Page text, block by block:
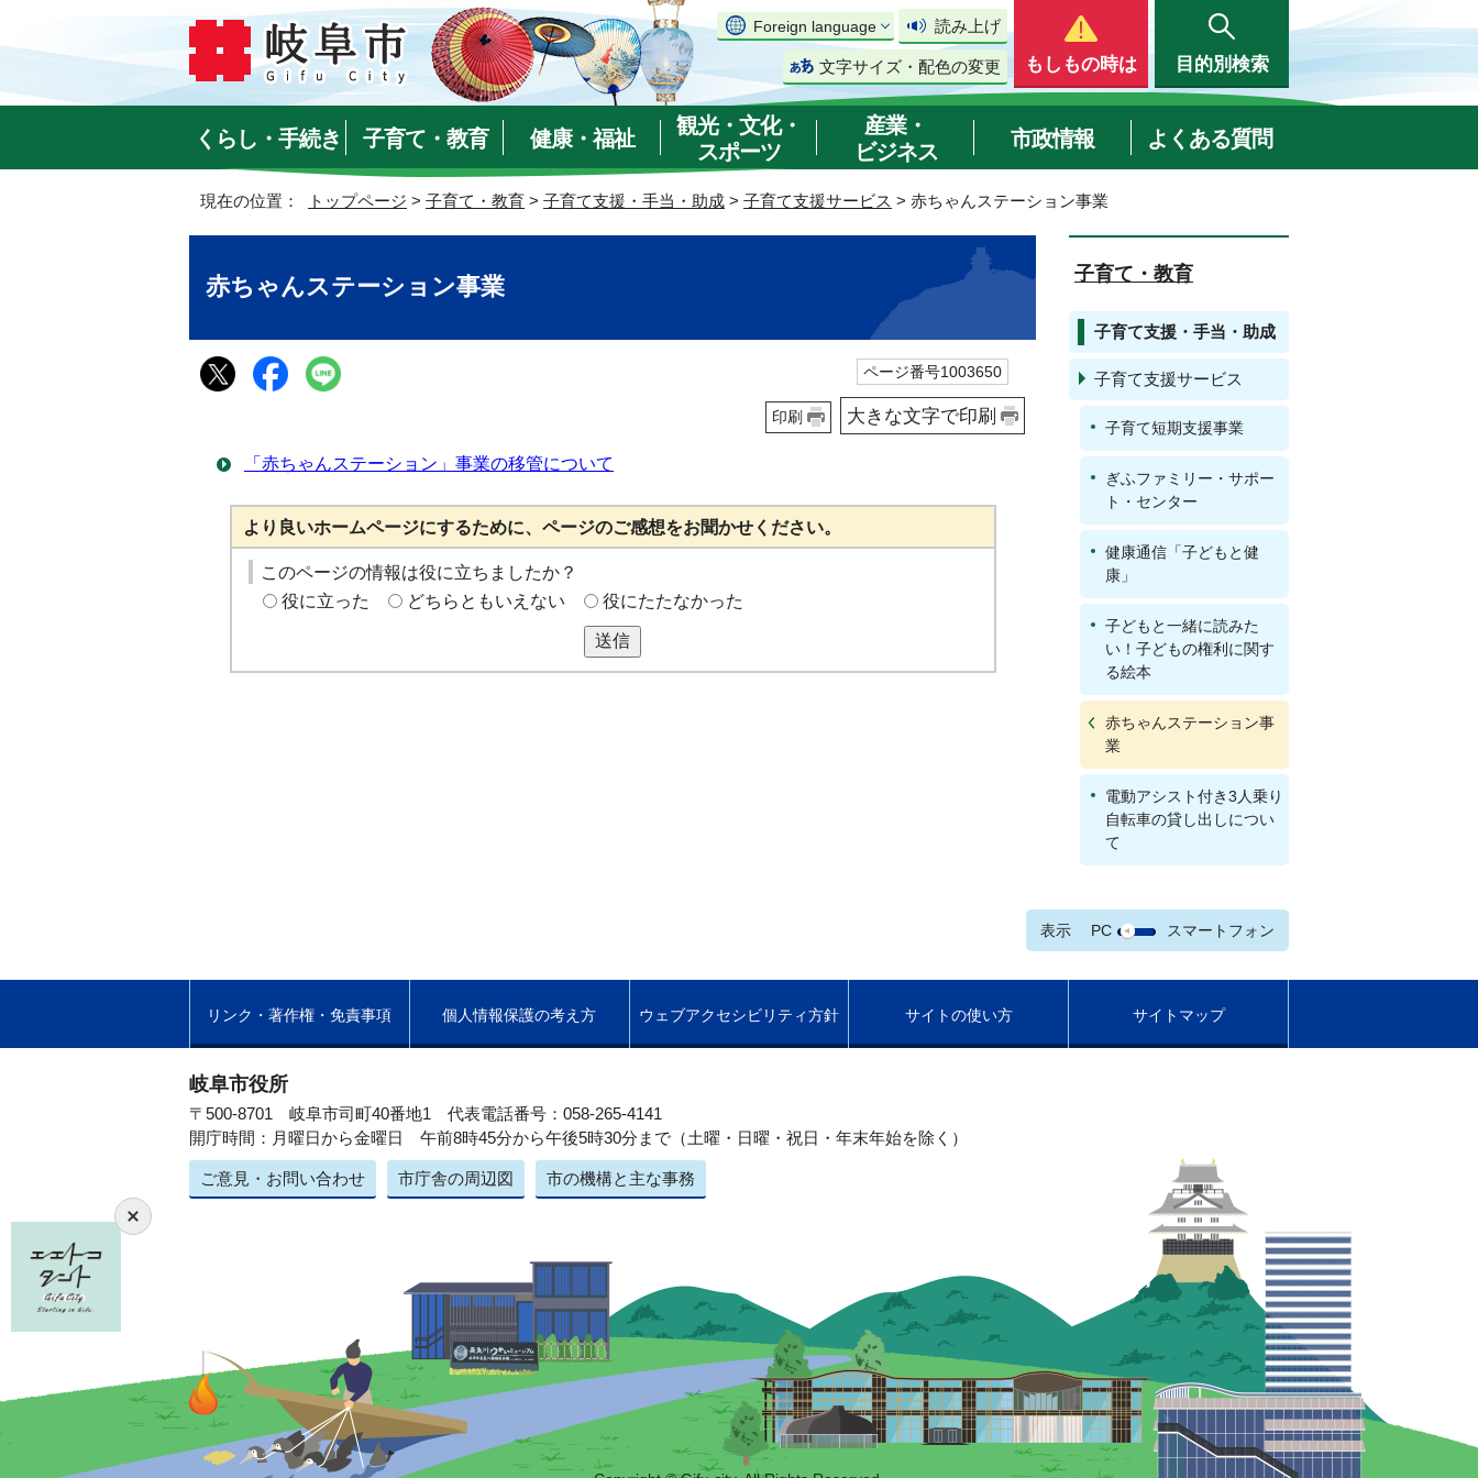
Foreign language 読み上げ
文字サイズ・配色の変更 もしもの時は 目的別検索
くらし・手続き 子育て・教育 健康・福祉
観光・文化・
スポーツ
産業・
ビジネス
市政情報 よくある質問
現在の位置： トップページ > 子育て・教育 > 子育て支援・手当・助成 > 子育て支援サービス > 赤ちゃんステーション事業
赤ちゃんステーション事業
ページ番号1003650
印刷 大きな文字で印刷
「赤ちゃんステーション」事業の移管について
より良いホームページにするために、ページのご感想をお聞かせください。
このページの情報は役に立ちましたか？
役に立った
どちらともいえない 役にたたなかった
送信
子育て・教育
子育て支援・手当・助成
子育て支援サービス
子育て短期支援事業
ぎふファミリー・サポー
ト・センター
健康通信「子どもと健
康」
子どもと一緒に読みた
い！子どもの権利に関す
る絵本
赤ちゃんステーション事
業
電動アシスト付き3人乗り
自転車の貸し出しについ
て
表示 PC スマートフォン
リンク・著作権・免責事項 個人情報保護の考え方 ウェブアクセシビリティ方針 サイトの使い方 サイトマップ
岐阜市役所
〒500-8701 岐阜市司町40番地1 代表電話番号：058-265-4141
開庁時間：月曜日から金曜日 午前8時45分から午後5時30分まで（土曜・日曜・祝日・年末年始を除く）
ご意見・お問い合わせ 市庁舎の周辺図 市の機構と主な事務